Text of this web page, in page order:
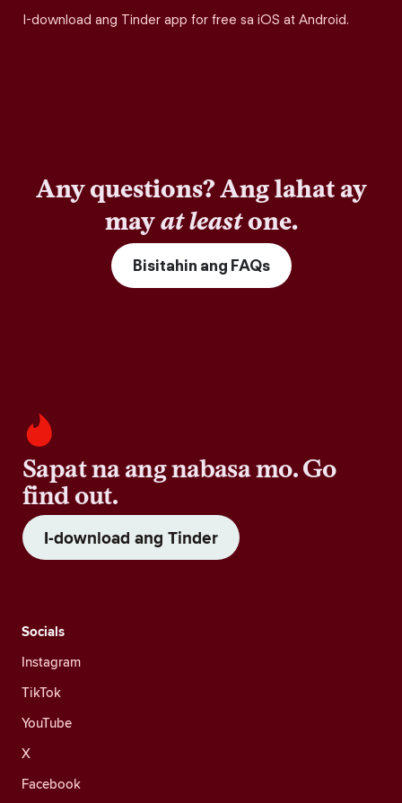
I-download ang Tinder app for free sa iOS at Android.
Any questions? Ang lahat ay
mayat leastone.
Bisitahin ang FAQs
Sapat na ang nabasa mo. Go
find out.
I-download ang Tinder
Socials
Instagram
TikTok
YouTube
X
Facebook